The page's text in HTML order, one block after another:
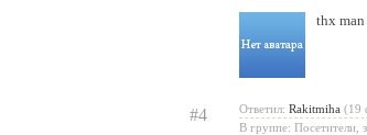
thx
#4 Ответил: Rakitmiha (19
В группе: Посетители,